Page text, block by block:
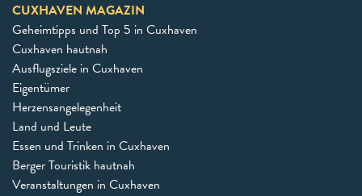
CUXHAVEN MAGAZIN
Geheimtipps und Top 5 in Cuxhaven
Cuxhaven hautnah
Ausflugsziele in Cuxhaven
Eigentümer
Herzensangelegenheit
Land und Leute
Essen und Trinken in Cuxhaven
Berger Touristik hautnah
Veranstaltungen in Cuxhaven